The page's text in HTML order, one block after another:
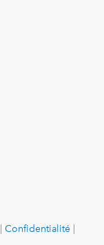
Confidentialité|